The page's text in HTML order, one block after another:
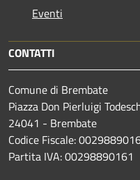
Eventi
CONTATTI
Comune di Brembate
Piazza Don Pierluigi
24041 - Brembate
Codice Fiscale:
Partita IVA: 00298890161